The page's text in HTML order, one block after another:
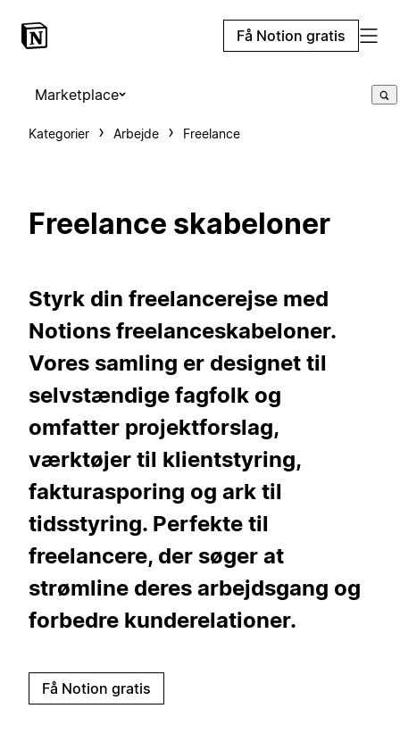
Få Notion gratis
Marketplace
Kategorier Arbejde Freelance
Freelance skabeloner
Styrk din freelancerejse med
Notions freelanceskabeloner.
Vores samling er designet til
selvstændige fagfolk og
omfatter projektforslag,
værktøjer til klientstyring,
fakturasporing og ark til
tidsstyring. Perfekte til
freelancere, der søger at
strømline deres arbejdsgang og
forbedre kunderelationer.
Få Notion gratis